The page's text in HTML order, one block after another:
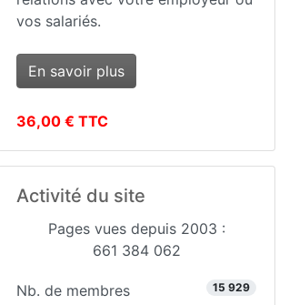
vos salariés.
En savoir plus
36,00 € TTC
Activité du site
Pages vues depuis 2003 :
661 384 062
Nb. de membres 15 929